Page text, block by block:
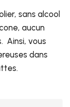
sans alcool
aucun
Ainsi, vous
dans